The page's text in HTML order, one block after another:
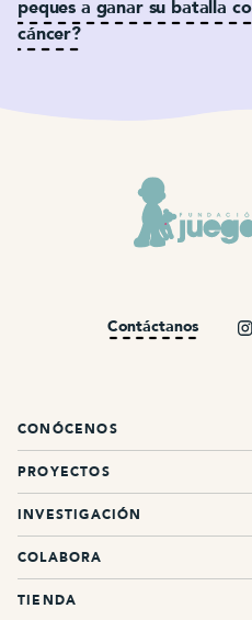
peques a ganar su batalla
cáncer?
Contáctanos
CONÓCENOS
PROYECTOS
INVESTIGACIÓN
COLABORA
TIENDA